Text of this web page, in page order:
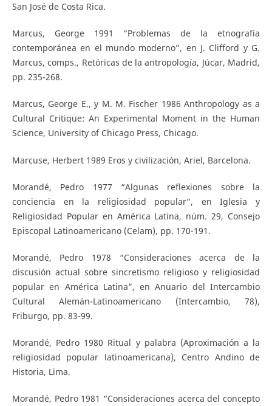
San José de Costa Rica.
Marcus, George 1991 “Problemas de la etnografía
contemporánea en el mundo moderno”, en J. Clifford y G.
Marcus, comps., Retóricas de la antropología, Júcar, Madrid,
pp. 235-268.
Marcus, George E., y M. M. Fischer 1986 Anthropology as a
Cultural Critique: An Experimental Moment in the Human
Science, University of Chicago Press, Chicago.
Marcuse, Herbert 1989 Eros y civilización, Ariel, Barcelona.
Morandé, Pedro 1977 “Algunas reflexiones sobre la
conciencia en la religiosidad popular”, en Iglesia y
Religiosidad Popular en América Latina, núm. 29, Consejo
Episcopal Latinoamericano (Celam), pp. 170-191.
Morandé, Pedro 1978 “Consideraciones acerca de la
discusión actual sobre sincretismo religioso y religiosidad
popular en América Latina”, en Anuario del Intercambio
Cultural Alemán-Latinoamericano (Intercambio, 78),
Friburgo, pp. 83-99.
Morandé, Pedro 1980 Ritual y palabra (Aproximación a la
religiosidad popular latinoamericana), Centro Andino de
Historia, Lima.
Morandé, Pedro 1981 “Consideraciones acerca del concepto